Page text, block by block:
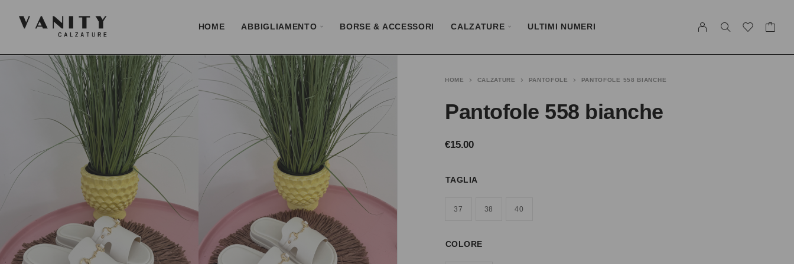
HOME ABBIGLIAMENTO BORSE & ACCESSORI CALZATURE ULTIMI NUMERI
HOME CALZATURE PANTOFOLE PANTOFOLE 558 BIANCHE
Pantofole 558 bianche
€15.00
TAGLIA
37 38 40
COLORE